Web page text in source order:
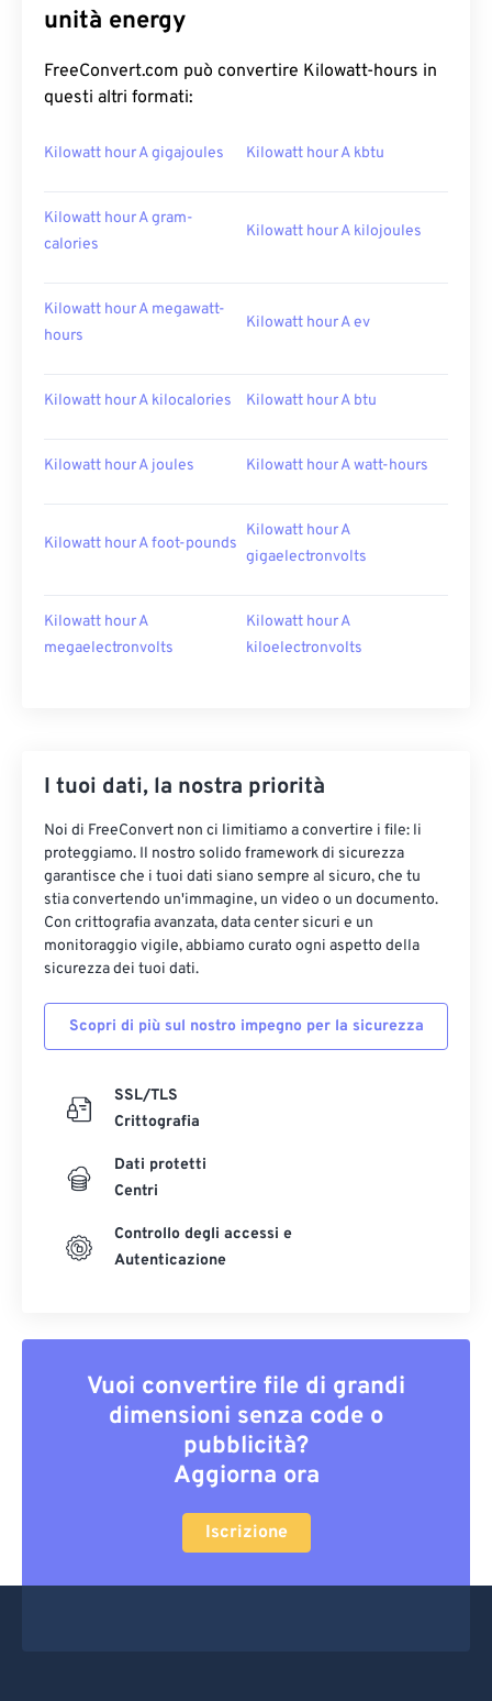
unità energy
FreeConvert.com può convertire Kilowatt-hours in
questi altri formati:
Kilowatt hour A gigajoules Kilowatt hour A kbtu
Kilowatt hour A gram-
calories
Kilowatt hour A kilojoules
Kilowatt hour A megawatt-
hours
Kilowatt hour A ev
Kilowatt hour A kilocalories Kilowatt hour A btu
Kilowatt hour A joules Kilowatt hour A watt-hours
Kilowatt hour A foot-pounds
Kilowatt hour A
gigaelectronvolts
Kilowatt hour A
megaelectronvolts
Kilowatt hour A
kiloelectronvolts
I tuoi dati, la nostra priorità
Noi di FreeConvert non ci limitiamo a convertire i file: li
proteggiamo. Il nostro solido framework di sicurezza
garantisce che i tuoi dati siano sempre al sicuro, che tu
stia convertendo un'immagine, un video o un documento.
Con crittografia avanzata, data center sicuri e un
monitoraggio vigile, abbiamo curato ogni aspetto della
sicurezza dei tuoi dati.
Scopri di più sul nostro impegno per la sicurezza
SSL/TLS
Crittografia
Dati protetti
Centri
Controllo degli accessi e
Autenticazione
Vuoi convertire file di grandi
dimensioni senza code o
pubblicità?
Aggiorna ora
Iscrizione